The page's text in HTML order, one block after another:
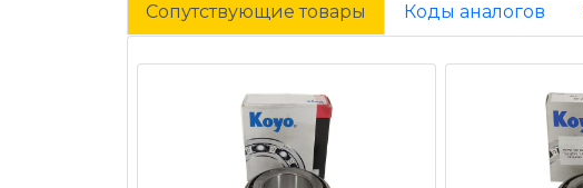
Сопутствующие товары Коды аналогов